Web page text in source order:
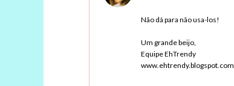
Não dá para não usa-los!
Um grande beijo,
Equipe EhTrendy
www.ehtrendy.blogspot.com